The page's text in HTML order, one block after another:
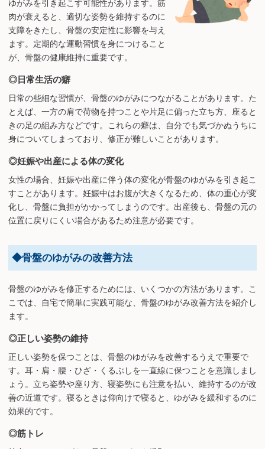
ゆがみを引き起こす可能性があります。筋
肉が衰えると、適切な姿勢を維持するのに
支障をきたし、骨盤の安定性に影響を与え
ます。定期的な運動習慣を身につけること
が、骨盤の健康維持に重要です。
◎日常生活の癖
日常の些細な習慣が、骨盤のゆがみにつながることがあります。た
とえば、一方の肩で荷物を持つことや片足に偏った立ち方、座ると
きの足の組み方などです。これらの癖は、自分でも気づかぬうちに
身についてしまっており、修正が難しいことがあります。
◎妊娠や出産による体の変化
女性の場合、妊娠や出産に伴う体の変化が骨盤のゆがみを引き起こ
すことがあります。妊娠中はお腹が大きくなるため、体の重心が変
化し、骨盤に負担がかかってしまうのです。出産後も、骨盤の元の
位置に戻りにくい場合があるため注意が必要です。
◆骨盤のゆがみの改善方法
骨盤のゆがみを修正するためには、いくつかの方法があります。こ
こでは、自宅で簡単に実践可能な、骨盤のゆがみ改善方法を紹介し
ます。
◎正しい姿勢の維持
正しい姿勢を保つことは、骨盤のゆがみを改善するうえで重要で
す。耳・肩・腰・ひざ・くるぶしを一直線に保つことを意識しまし
ょう。立ち姿勢や座り方、寝姿勢にも注意を払い、維持するのが改
善の近道です。寝るときは仰向けで寝ると、ゆがみを緩和するのに
効果的です。
◎筋トレ